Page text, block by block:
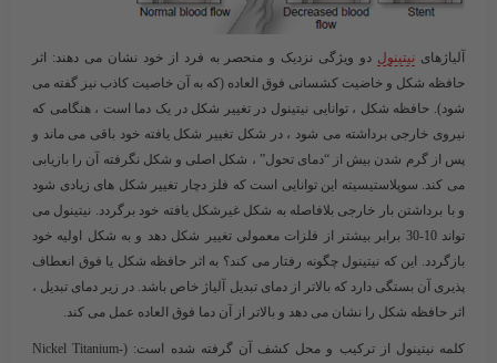
آلیاژهای نیتینول دو ویژگی نزدیک و منحصر به فرد از خود نشان می دهند: اثر
حافظه شکل و خاضیت کشسانی فوق العاده (که به آن خاصیت کاذب نیز گفته می
شود). حافظه شکل ، توانایی نیتینول در تغییر شکل در یک دما است ، هنگامی که
نیروی خارجی برداشته می شود ، در شکل تغییر شکل یافته خود باقی می ماند و
پس از گرم شدن بیش از “دمای تحول” ، شکل اصلی و شکل نگرفته آن را بازیابی
می کند. سوپلاستیسیته این توانایی است که فلز دچار تغییر شکل های زیادی شود
و با برداشتن بار خارجی بلافاصله به شکل غیرشکل یافته خود برگردد. نیتینول می
تواند 10-30 برابر بیشتر از فلزات معمولی تغییر شکل دهد و به شکل اولیه خود
بازگردد. این که نیتینول چگونه رفتار می کند؟ به اثر حافظه شکل یا فوق انعطاف
پذیری آن بستگی دارد که بالاتر از دمای تبدیل آلیاژ خاص باشد. در زیر دمای تبدیل ،
اثر حافظه شکل را نشان می دهد و بالاتر از آن دما فوق العاده عمل می کند.
کلمه نیتینول از ترکیب و محل کشف آن گرفته شده است: (Nickel Titanium-